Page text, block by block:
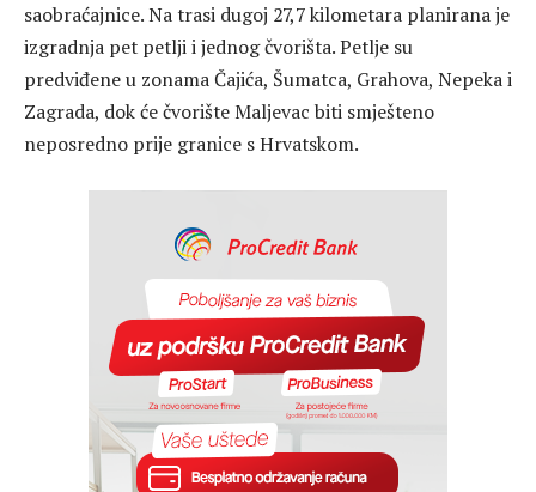
saobraćajnice. Na trasi dugoj 27,7 kilometara planirana je
izgradnja pet petlji i jednog čvorišta. Petlje su
predviđene u zonama Čajića, Šumatca, Grahova, Nepeka i
Zagrada, dok će čvorište Maljevac biti smješteno
neposredno prije granice s Hrvatskom.